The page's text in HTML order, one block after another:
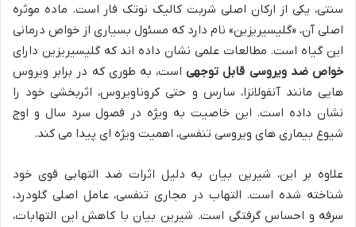
سنتی، یکی از ارکان اصلی شربت کالیک نوتک فار است. ماده موثره
اصلی آن، «گلیسیریزین» نام دارد که مسئول بسیاری از خواص درمانی
این گیاه است. مطالعات علمی نشان داده اند که گلیسیریزین دارای
خواص ضد ویروسی قابل توجهیاست، به طوری که در برابر ویروس
هایی مانند آنفولانزا، سارس و حتی کروناویروس، اثربخشی خود را
نشان داده است. این خاصیت به ویژه در فصول سرد سال و اوج
شیوع بیماری های ویروسی تنفسی، اهمیت ویژه ای پیدا می کند.
علاوه بر این، شیرین بیان به دلیل اثرات ضد التهابی قوی خود
شناخته شده است. التهاب در مجاری تنفسی، عامل اصلی گلودرد،
سرفه و احساس گرفتگی است. شیرین بیان با کاهش این التهابات،